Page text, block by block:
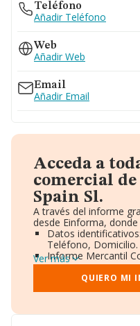
Teléfono
Añadir Teléfono
Web
Añadir Web
Email
Añadir Email
Acceda a
comercial
Spain Sl.
A través del informe
desde Einforma,
Datos
Teléfono, Domicilio.
Informe Mercantil
Gráficos de
Consejo de
Directivos y
Ver más
QUIERO MI